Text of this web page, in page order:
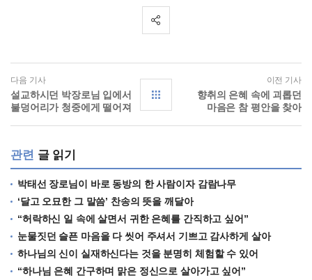
다음 기사
설교하시던 박장로님 입에서
불덩어리가 청중에게 떨어져
이전 기사
향취의 은혜 속에 괴롭던
마음은 참 평안을 찾아
관련 글 읽기
박태선 장로님이 바로 동방의 한 사람이자 감람나무
‘달고 오묘한 그 말씀’ 찬송의 뜻을 깨달아
“허락하신 일 속에 살면서 귀한 은혜를 간직하고 싶어”
눈물짓던 슬픈 마음을 다 씻어 주셔서 기쁘고 감사하게 살아
하나님의 신이 실재하신다는 것을 분명히 체험할 수 있어
“하나님 은혜 간구하며 맑은 정신으로 살아가고 싶어”